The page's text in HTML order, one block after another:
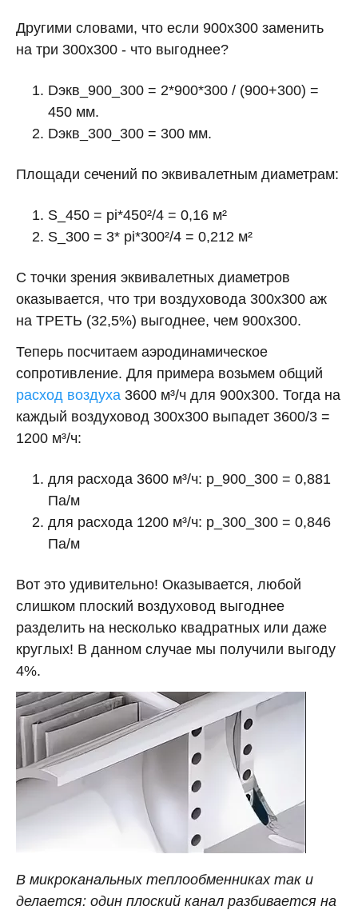
Другими словами, что если 900х300 заменить
на три 300х300 - что выгоднее?
Dэкв_900_300 = 2*900*300 / (900+300) =
450 мм.
Dэкв_300_300 = 300 мм.
Площади сечений по эквивалетным диаметрам:
S_450 = pi*450²/4 = 0,16 м²
S_300 = 3* pi*300²/4 = 0,212 м²
С точки зрения эквивалетных диаметров
оказывается, что три воздуховода 300х300 аж
на ТРЕТЬ (32,5%) выгоднее, чем 900х300.
Теперь посчитаем аэродинамическое
сопротивление. Для примера возьмем общий
расход воздуха 3600 м³/ч для 900х300. Тогда на
каждый воздуховод 300х300 выпадет 3600/3 =
1200 м³/ч:
для расхода 3600 м³/ч: p_900_300 = 0,881
Па/м
для расхода 1200 м³/ч: p_300_300 = 0,846
Па/м
Вот это удивительно! Оказывается, любой
слишком плоский воздуховод выгоднее
разделить на несколько квадратных или даже
круглых! В данном случае мы получили выгоду
4%.
В микроканальных теплообменниках так и
делается: один плоский канал разбивается на